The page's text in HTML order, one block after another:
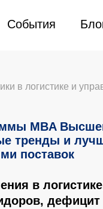
События
События
MBA
тренды и
поставок
в
в логистике и